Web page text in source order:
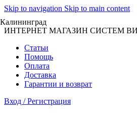
Skip to navigation Skip to main content
Калининград
ИНТЕРНЕТ МАГАЗИН СИСТЕМ
Статьи
Помощь
Оплата
Доставка
Гарантии и возврат
Вход / Регистрация